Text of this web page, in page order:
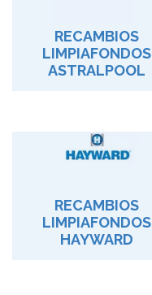
RECAMBIOS
LIMPIAFONDOS
ASTRALPOOL
RECAMBIOS
LIMPIAFONDOS
HAYWARD